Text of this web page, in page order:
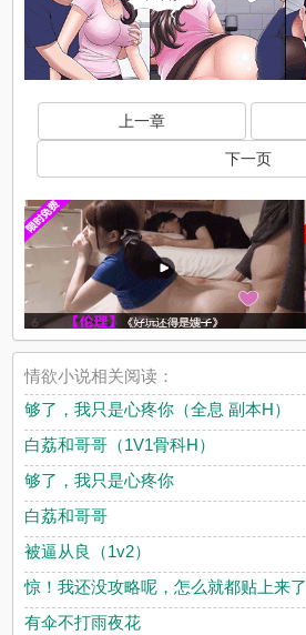
上一章
下一页
情欲小说相关阅读：
够了，我只是心疼你（全息 副本H）
白荔和哥哥（1V1骨科H）
够了，我只是心疼你
白荔和哥哥
被逼从良（1v2）
惊！我还没攻略呢，怎么就都贴上来了
有伞不打雨夜花